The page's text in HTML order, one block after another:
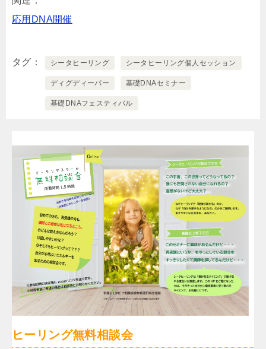
応用DNA開催
タグ シータヒーリング シータヒーリング個人セッション
ディグディーパー 基礎DNAセミナー
基礎DNAフェスティバル
ヒーリング無料相談会